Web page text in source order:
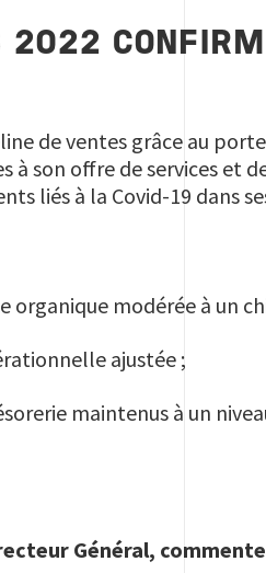
2022
de ventes grâce au
à son offre de services et
liés à la Covid-19 dans
organique modérée à un
ajustée ;
maintenus à un
Général,